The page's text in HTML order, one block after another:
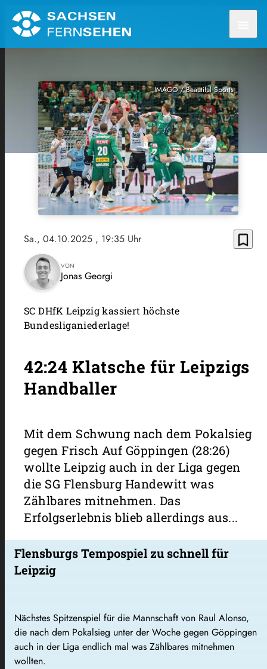
IMAGO / Beautiful Sports
Sa., 04.10.2025 , 19:35 Uhr bookmark_border
VON
Jonas Georgi
SC DHfK Leipzig kassiert höchste
Bundesliganiederlage!
42:24 Klatsche für Leipzigs
Handballer
Mit dem Schwung nach dem Pokalsieg
gegen Frisch Auf Göppingen (28:26)
wollte Leipzig auch in der Liga gegen
die SG Flensburg Handewitt was
Zählbares mitnehmen. Das
Erfolgserlebnis blieb allerdings aus...
Flensburgs Tempospiel zu schnell für
Leipzig
Nächstes Spitzenspiel für die Mannschaft von Raul Alonso,
die nach dem Pokalsieg unter der Woche gegen Göppingen
auch in der Liga endlich mal was Zählbares mitnehmen
wollten.